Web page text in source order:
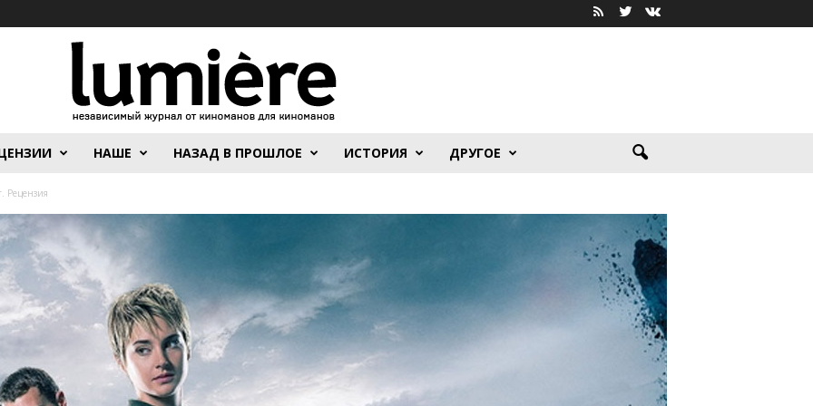
НАШЕ НАЗАД В ПРОШЛОЕ ИСТОРИЯ ДРУГОЕ
Рецензия